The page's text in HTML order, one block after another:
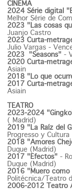
CINEMA
2024 Série digital
Melhor Série de
2023 "Las cosas
Juanjo Castro
2023 Curta-
Julio Vargas -
2023 "Seasons" -
2020 Curta-
Asiain
2018 "Lo que
2017 Curta-
Asiain
TEATRO
2023-2024
( Madrid)
2019 "La Raíz del
Progresso y Cultura
2018 "Amores
Duque (Madrid)
2017 "Efectos" -
Duque (Madrid)
2016 "Muero como
Politécnica/Teatro
2006-2012 Teatro